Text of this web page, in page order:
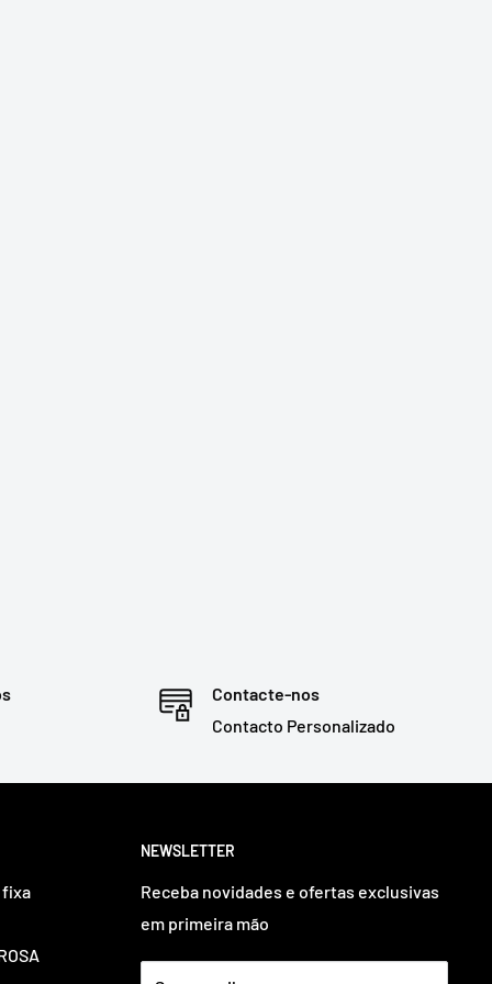
Contacte-nos
Contacto Personalizado
fixa
NEWSLETTER
Receba novidades e ofertas exclusivas
em primeira mão